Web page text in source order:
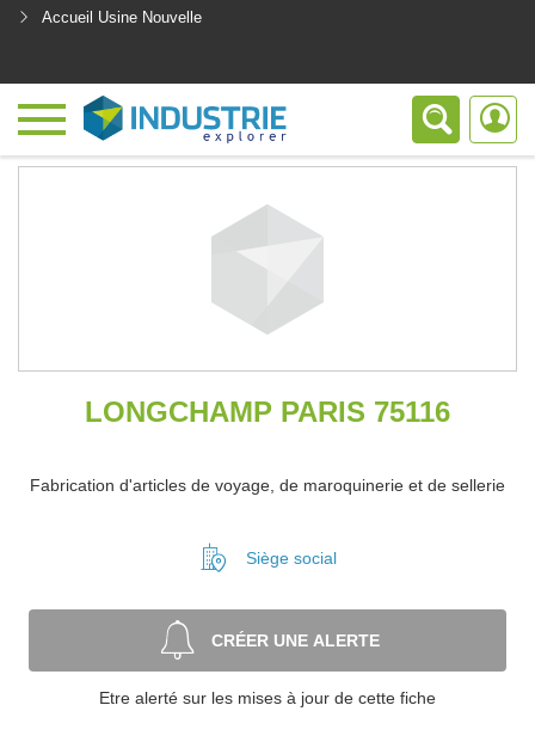
Accueil Usine Nouvelle
LONGCHAMP PARIS 75116
Fabrication d'articles de voyage, de maroquinerie et de sellerie
Siège social
CRÉER UNE ALERTE
Etre alerté sur les mises à jour de cette fiche